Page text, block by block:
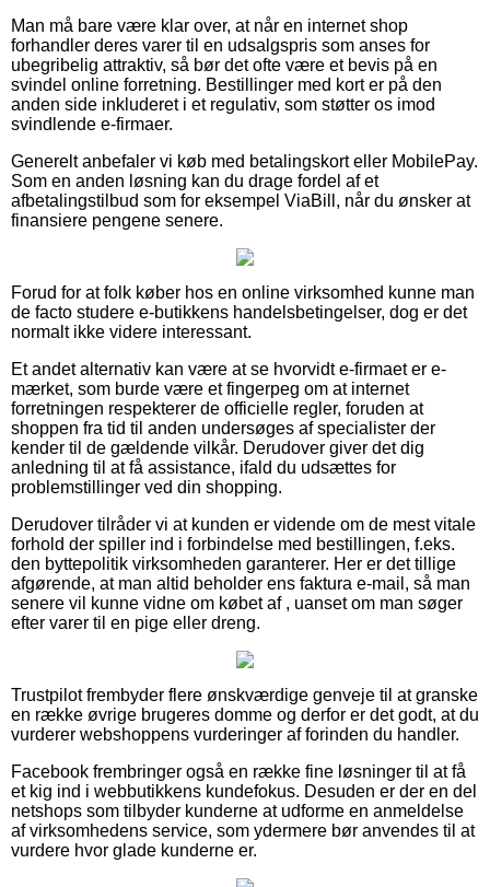
Man må bare være klar over, at når en internet shop
forhandler deres varer til en udsalgspris som anses for
ubegribelig attraktiv, så bør det ofte være et bevis på en
svindel online forretning. Bestillinger med kort er på den
anden side inkluderet i et regulativ, som støtter os imod
svindlende e-firmaer.
Generelt anbefaler vi køb med betalingskort eller MobilePay.
Som en anden løsning kan du drage fordel af et
afbetalingstilbud som for eksempel ViaBill, når du ønsker at
finansiere pengene senere.
Forud for at folk køber hos en online virksomhed kunne man
de facto studere e-butikkens handelsbetingelser, dog er det
normalt ikke videre interessant.
Et andet alternativ kan være at se hvorvidt e-firmaet er e-
mærket, som burde være et fingerpeg om at internet
forretningen respekterer de officielle regler, foruden at
shoppen fra tid til anden undersøges af specialister der
kender til de gældende vilkår. Derudover giver det dig
anledning til at få assistance, ifald du udsættes for
problemstillinger ved din shopping.
Derudover tilråder vi at kunden er vidende om de mest vitale
forhold der spiller ind i forbindelse med bestillingen, f.eks.
den byttepolitik virksomheden garanterer. Her er det tillige
afgørende, at man altid beholder ens faktura e-mail, så man
senere vil kunne vidne om købet af , uanset om man søger
efter varer til en pige eller dreng.
Trustpilot frembyder flere ønskværdige genveje til at granske
en række øvrige brugeres domme og derfor er det godt, at du
vurderer webshoppens vurderinger af forinden du handler.
Facebook frembringer også en række fine løsninger til at få
et kig ind i webbutikkens kundefokus. Desuden er der en del
netshops som tilbyder kunderne at udforme en anmeldelse
af virksomhedens service, som ydermere bør anvendes til at
vurdere hvor glade kunderne er.